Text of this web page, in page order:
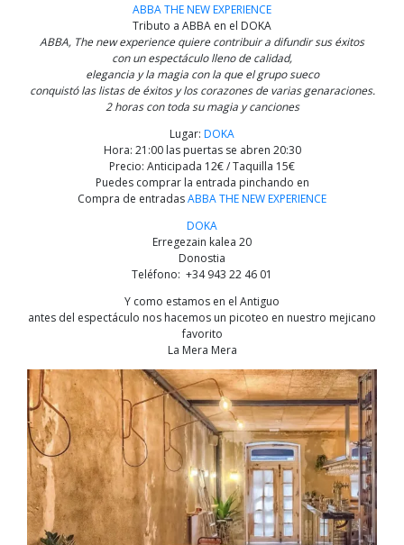
ABBA THE NEW EXPERIENCE
Tributo a ABBA en el DOKA
ABBA, The new experience quiere contribuir a difundir sus éxitos
con un espectáculo lleno de calidad,
elegancia y la magia con la que el grupo sueco
conquistó las listas de éxitos y los corazones de varias genaraciones.
2 horas con toda su magia y canciones
Lugar: DOKA
Hora: 21:00 las puertas se abren 20:30
Precio: Anticipada 12€ / Taquilla 15€
Puedes comprar la entrada pinchando en
Compra de entradasABBA THE NEW EXPERIENCE
DOKA
Erregezain kalea 20
Donostia
Teléfono: +34 943 22 46 01
Y como estamos en el Antiguo
antes del espectáculo nos hacemos un picoteo en nuestro mejicano
favorito
La Mera Mera